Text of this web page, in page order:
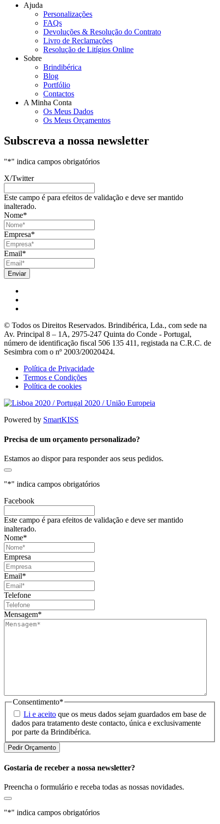
Ajuda
Personalizações
FAQs
Devoluções & Resolução do Contrato
Livro de Reclamações
Resolução de Litígios Online
Sobre
Brindibérica
Blog
Portfólio
Contactos
A Minha Conta
Os Meus Dados
Os Meus Orçamentos
Subscreva a nossa newsletter
"*" indica campos obrigatórios
X/Twitter
Este campo é para efeitos de validação e deve ser mantido
inalterado.
Nome*
Empresa*
Email*
© Todos os Direitos Reservados. Brindibérica, Lda., com sede na
Av. Principal 8 – 1A, 2975-247 Quinta do Conde - Portugal,
número de identificação fiscal 506 135 411, registada na C.R.C. de
Sesimbra com o nº 2003/20020424.
Política de Privacidade
Termos e Condições
Política de cookies
Powered by SmartKISS
Precisa de um orçamento personalizado?
Estamos ao dispor para responder aos seus pedidos.
"*" indica campos obrigatórios
Facebook
Este campo é para efeitos de validação e deve ser mantido
inalterado.
Nome*
Empresa
Email*
Telefone
Mensagem*
Consentimento*
Li e aceito que os meus dados sejam guardados em base de
dados para tratamento deste contacto, única e exclusivamente
por parte da Brindibérica.
Gostaria de receber a nossa newsletter?
Preencha o formulário e receba todas as nossas novidades.
"*" indica campos obrigatórios